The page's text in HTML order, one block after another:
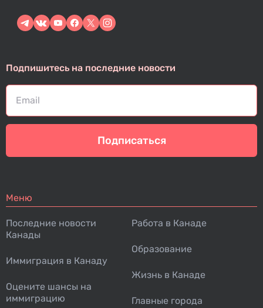
Подпишитесь на последние новости
Подписаться
Меню
Последние новости
Канады
Иммиграция в Канаду
Оцените шансы на
иммиграцию
Работа в Канаде
Образование
Жизнь в Канаде
Главные города